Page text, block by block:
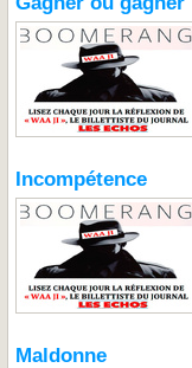
Incompétence
Maldonne